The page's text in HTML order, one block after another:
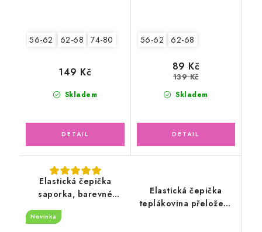
56-62 62-68 74-80
Skladem
149 Kč
56-62 62-68
Skladem
89 Kč
139 Kč
Elastická čepička
saporka, barevné
Novinka
Elastická čepička
teplákovina přeložený